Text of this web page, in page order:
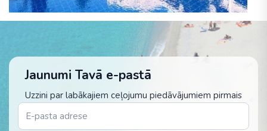
Jaunumi Tavā e-pastā
Uzzini par labākajiem ceļojumu piedāvājumiem pirmais